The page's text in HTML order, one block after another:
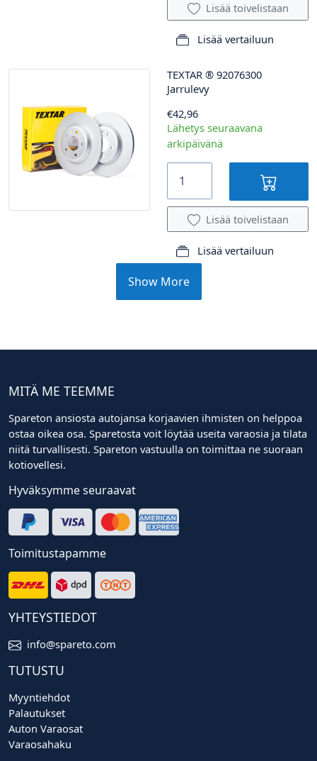
Lisää toivelistaan
Lisää vertailuun
TEXTAR ® 92076300
Jarrulevy
€42,96
Lähetys seuraavana
arkipäivänä
Lisää toivelistaan
Lisää vertailuun
Show More
MITÄ ME TEEMME
Spareton ansiosta autojansa korjaavien ihmisten on helppoa
ostaa oikea osa. Sparetosta voit löytää useita varaosia ja tilata
niitä turvallisesti. Spareton vastuulla on toimittaa ne suoraan
kotiovellesi.
Hyväksymme seuraavat
Toimitustapamme
YHTEYSTIEDOT
info@spareto.com
TUTUSTU
Myyntiehdot
Palautukset
Auton Varaosat
Varaosahaku